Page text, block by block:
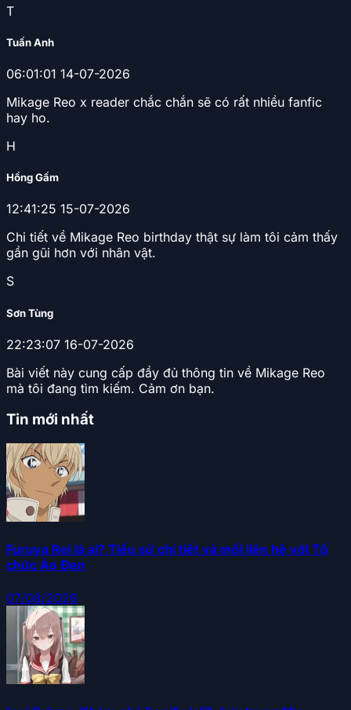
T
Tuấn Anh
06:01:01 14-07-2026
Mikage Reo x reader chắc chắn sẽ có rất nhiều fanfic
hay ho.
H
Hồng Gấm
12:41:25 15-07-2026
Chi tiết về Mikage Reo birthday thật sự làm tôi cảm thấy
gần gũi hơn với nhân vật.
S
Sơn Tùng
22:23:07 16-07-2026
Bài viết này cung cấp đầy đủ thông tin về Mikage Reo
mà tôi đang tìm kiếm. Cảm ơn bạn.
Tin mới nhất
Furuya Rei là ai? Tiểu sử chi tiết và mối liên hệ với Tổ
chức Áo Đen
07/08/2026